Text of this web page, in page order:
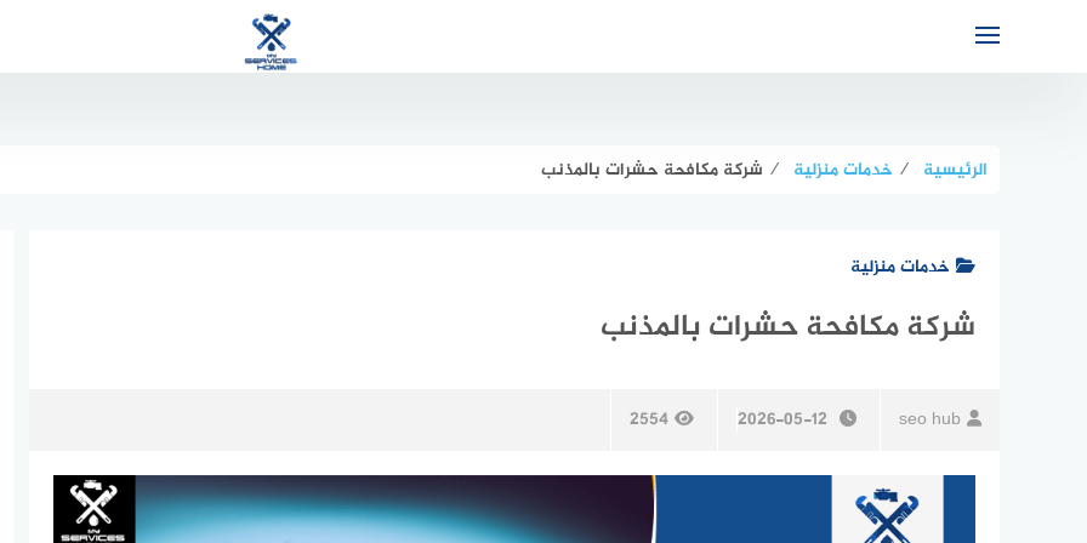
الرئيسية ⁄ خدمات منزلية ⁄ شركة مكافحة حشرات بالمذنب
خدمات منزلية
شركة مكافحة حشرات بالمذنب
seo hub
2026-05-12
2554